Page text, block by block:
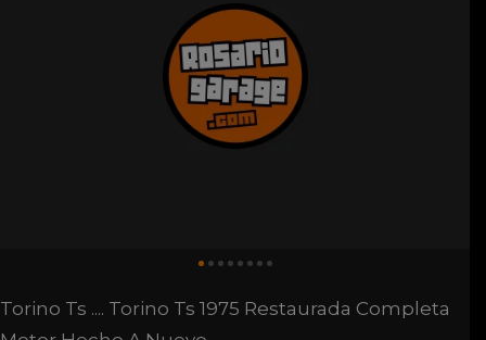
Torino Ts .... Torino Ts 1975 Restaurada Completa